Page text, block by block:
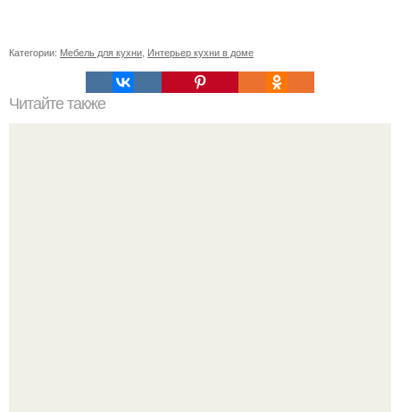
Категории: Мебель для кухни Интерьер кухни в доме
Читайте также